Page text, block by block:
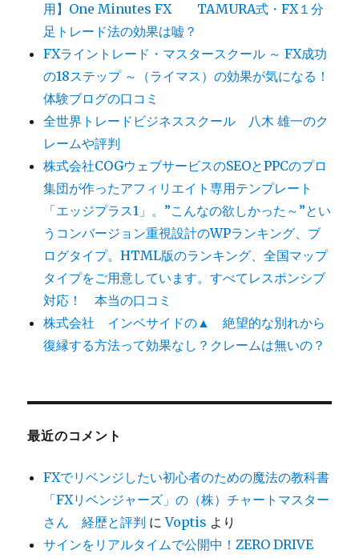
用】One Minutes FX TAMURA式・FX１分
足トレード法の効果は嘘？
FXライントレード・マスタースクール ～ FX成功
の18ステップ ～（ライマス）の効果が気になる！
体験ブログの口コミ
全世界トレードビジネススクール 八木 雄一のク
レームや評判
株式会社COGウェブサービスのSEOとPPCのプロ
集団が作ったアフィリエイト専用テンプレート
「エッジプラス1」。”こんなの欲しかった～”とい
うコンバージョン重視設計のWPランキング、ブ
ログタイプ。HTML版のランキング、全国マップ
タイプをご用意しています。すべてレスポンシブ
対応！ 本当の口コミ
株式会社 インベサイドの▲ 絶望的な別れから
復縁する方法って効果なし？クレームは無いの？
最近のコメント
FXでリベンジしたい初心者のための魔法の教科書
「FXリベンジャーズ」の（株）チャートマスター
さん 経歴と評判 にVoptis より
サインをリアルタイムで公開中！ZERO DRIVE